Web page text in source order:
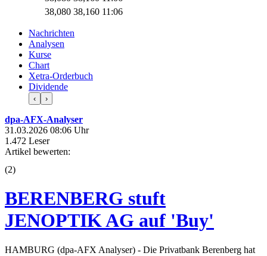
38,080 38,160 11:06
Nachrichten
Analysen
Kurse
Chart
Xetra-Orderbuch
Dividende
‹ ›
dpa-AFX-Analyser
31.03.2026 08:06 Uhr
1.472 Leser
Artikel bewerten:
(2)
BERENBERG stuft
JENOPTIK AG auf 'Buy'
HAMBURG (dpa-AFX Analyser) - Die Privatbank Berenberg hat